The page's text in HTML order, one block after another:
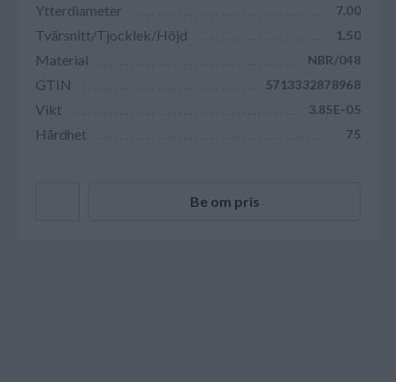
Ytterdiameter 7.00
Tvärsnitt/Tjocklek/Höjd 1.50
Material NBR/048
GTIN 5713332878968
Vikt 3.85E-05
Hårdhet 75
Be om pris